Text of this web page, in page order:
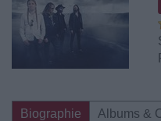
Biographie
Albums &